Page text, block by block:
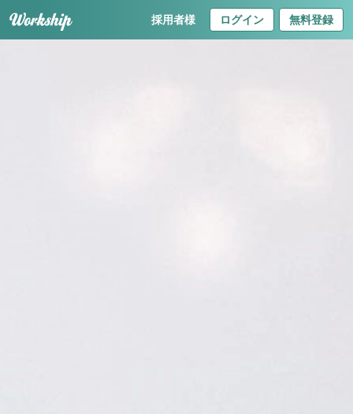
採用者様 ログイン 無料登録